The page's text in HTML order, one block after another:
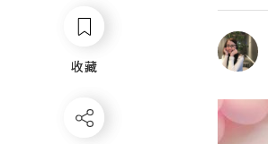
收藏
收藏